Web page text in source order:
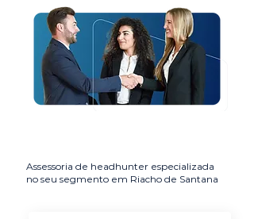
Assessoria de headhunter especializada
no seu segmento em Riacho de Santana